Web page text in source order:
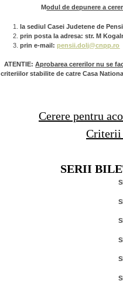
Modul de depunere a
la sediul Casei Judetene de
prin posta la adresa: str. M
prin e-mail:pensii.dolj@cnpp.ro
ATENTIE:Aprobarea cererilor nu se
criteriilor stabilite de catre Casa
Cerere pentru
Criterii
SERII